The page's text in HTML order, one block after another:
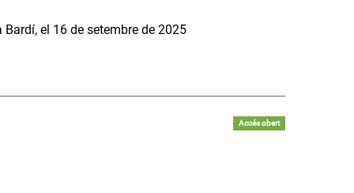
el 16 de setembre de 2025
Accés obert